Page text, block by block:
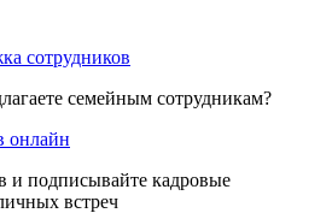
сотрудников
семейным сотрудникам?
онлайн
и подписывайте кадровые
встреч